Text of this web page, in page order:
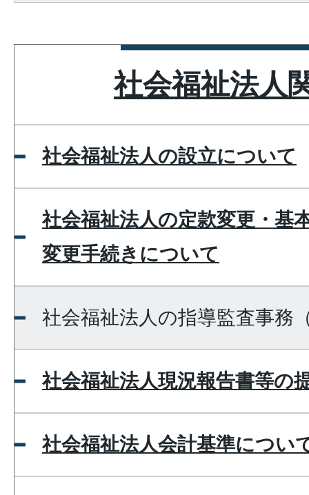
社会福祉法人
社会福祉法人の設立について
社会福祉法人の定款変更・基
変更手続きについて
社会福祉法人の指導監査事務
社会福祉法人現況報告書等の
社会福祉法人会計基準につい